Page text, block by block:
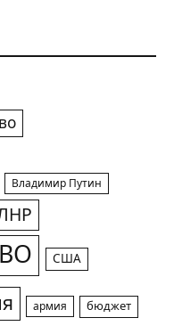
Владимир Путин
США
армия бюджет